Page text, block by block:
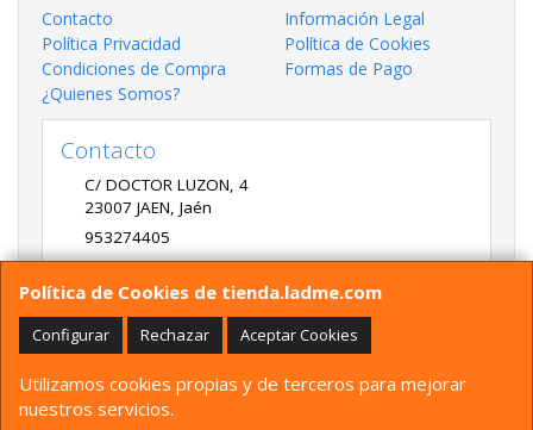
Política de Cookies de tienda.ladme.com
Configurar Rechazar Aceptar Cookies
Utilizamos cookies propias y de terceros para mejorar
nuestros servicios.
Contacto
Información Legal
Política Privacidad
Política de Cookies
Condiciones de Compra
Formas de Pago
¿Quienes Somos?
Contacto
C/ DOCTOR LUZON, 4
23007 JAEN, Jaén
953274405
LADME@LADME.COM
Horario
9:30 A 14:00 Y 17:00 A 20:00 DE LUNES A VIERNES